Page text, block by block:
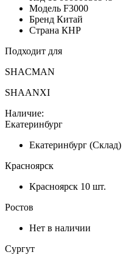
Модель F3000
Бренд Китай
Страна КНР
Подходит для
SHACMAN
SHAANXI
Наличие:
Екатеринбург
Екатеринбург (Склад)
Красноярск
Красноярск 10 шт.
Ростов
Нет в наличии
Сургут